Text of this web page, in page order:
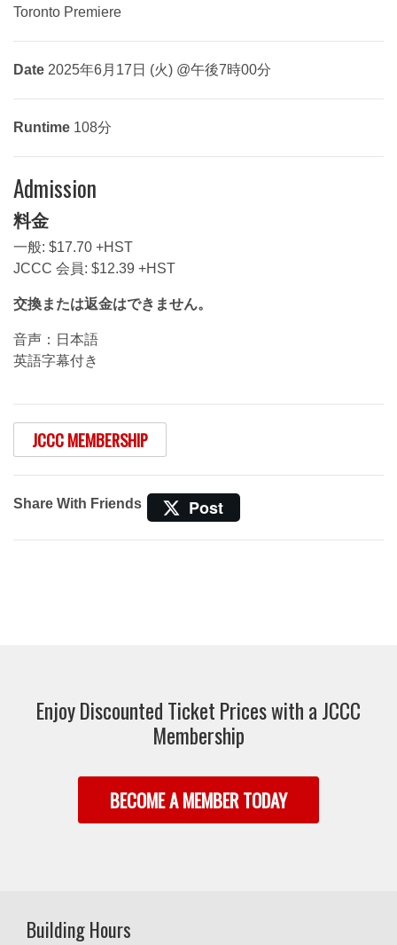
Toronto Premiere
Date 2025年6月17日 (火) @午後7時00分
Runtime 108分
Admission
料金
一般: $17.70 +HST
JCCC 会員: $12.39 +HST
交換または返金はできません。
音声：日本語
英語字幕付き
JCCC MEMBERSHIP
Share With Friends Post
Enjoy Discounted Ticket Prices with a JCCC
Membership
BECOME A MEMBER TODAY
Building Hours